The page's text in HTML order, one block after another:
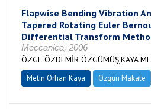
Flapwise Bending Vibration
Tapered Rotating Euler
Differential Transform
Meccanica, 2006
ÖZGE ÖZDEMİR ÖZGÜMÜŞ,KAYA
Metin Orhan Kaya Özgün Makale